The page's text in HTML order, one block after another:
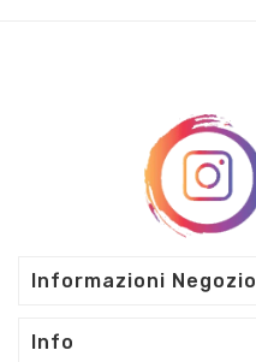
Informazioni Negozio
Info